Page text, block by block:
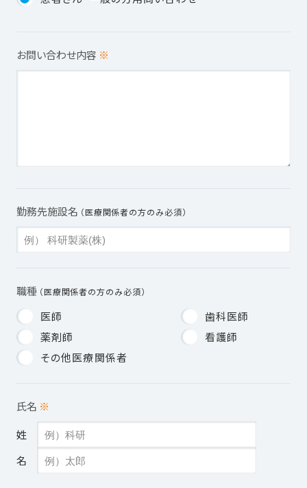
お問い合わせ内容 ※
勤務先施設名 （医療関係者の方のみ必須）
職種 （医療関係者の方のみ必須）
医師
歯科医師
薬剤師
看護師
その他医療関係者
氏名 ※
姓
名